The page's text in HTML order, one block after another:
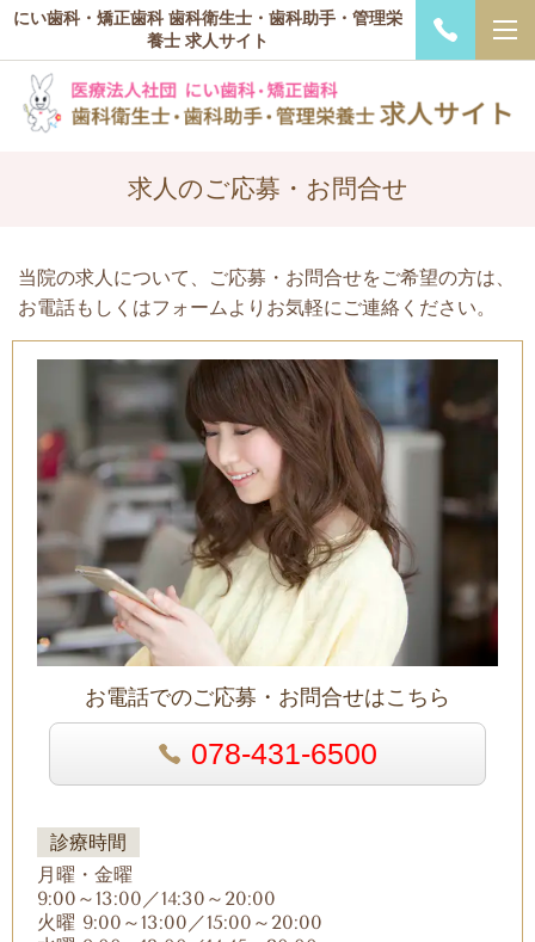
にい歯科・矯正歯科 歯科衛生士・歯科助手・管理栄
養士 求人サイト
求人のご応募・お問合せ
当院の求人について、ご応募・お問合せをご希望の方は、
お電話もしくはフォームよりお気軽にご連絡ください。
お電話でのご応募・お問合せはこちら
078-431-6500
診療時間
月曜・金曜
9:00～13:00／14:30～20:00
火曜 9:00～13:00／15:00～20:00